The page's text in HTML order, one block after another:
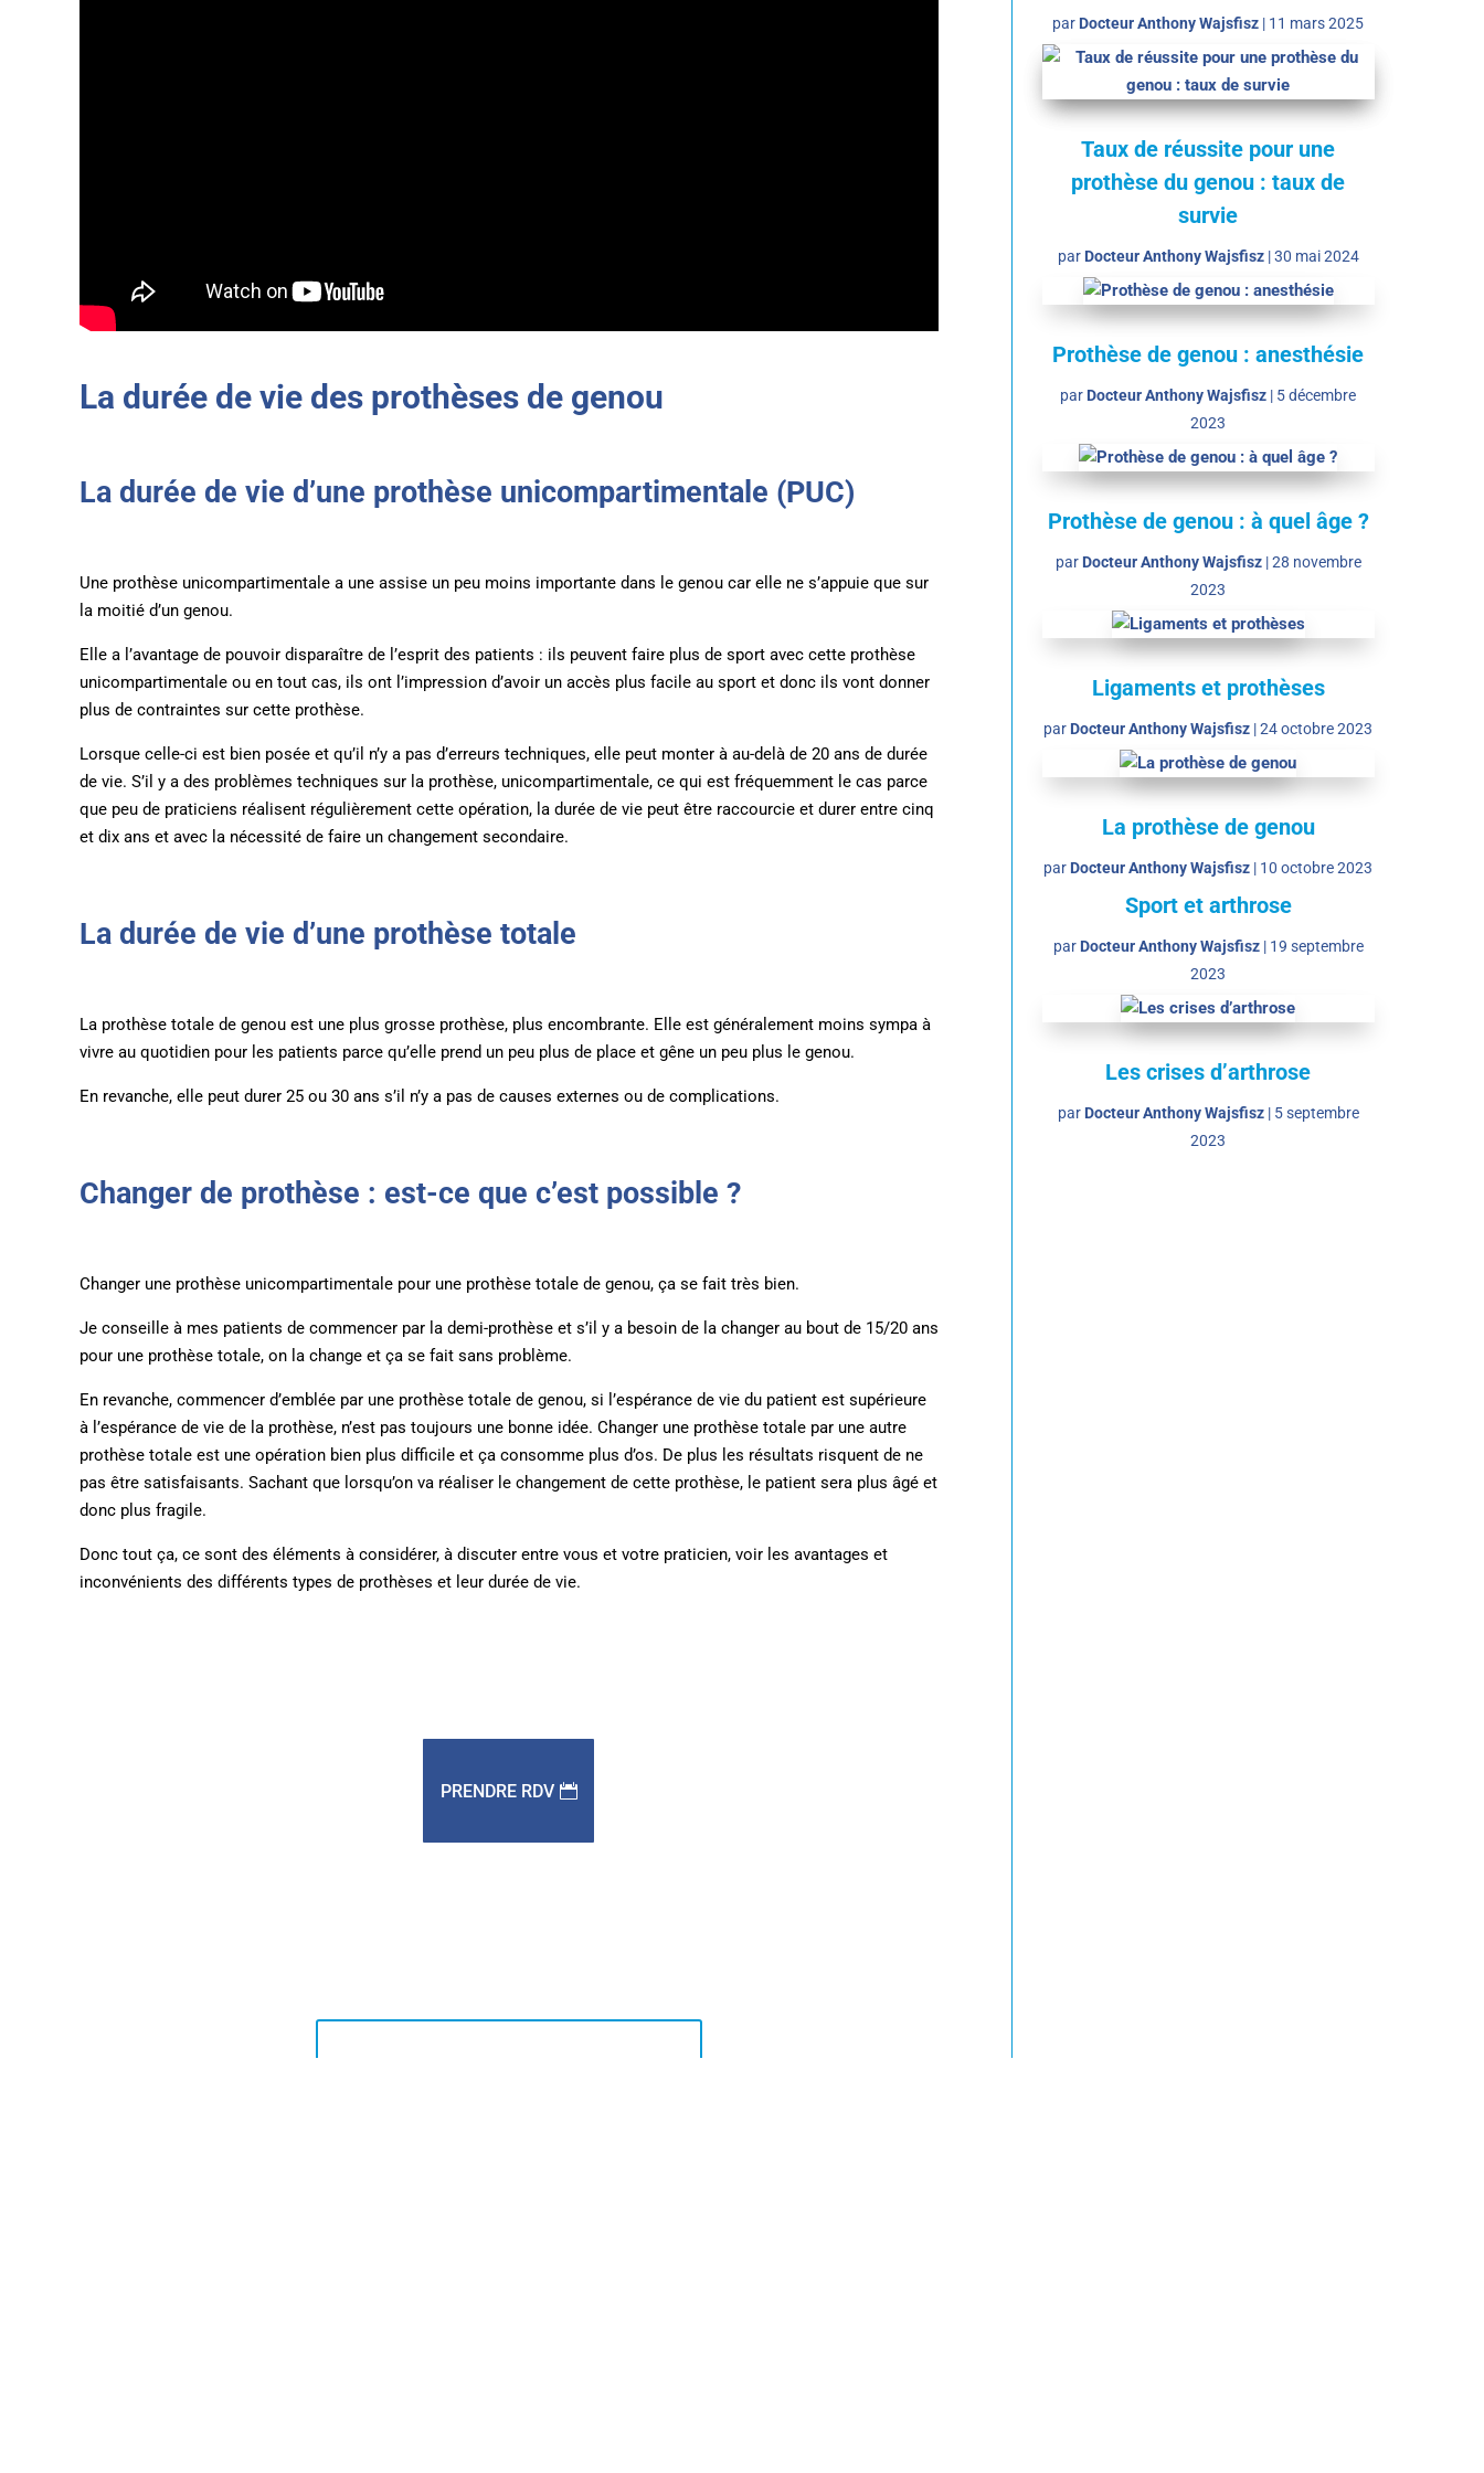
La durée de vie des prothèses de genou
La durée de vie d’une prothèse unicompartimentale (PUC)
Une prothèse unicompartimentale a une assise un peu moins importante dans le genou car elle ne s’appuie que sur
la moitié d’un genou.
Elle a l’avantage de pouvoir disparaître de l’esprit des patients : ils peuvent faire plus de sport avec cette prothèse
unicompartimentale ou en tout cas, ils ont l’impression d’avoir un accès plus facile au sport et donc ils vont donner
plus de contraintes sur cette prothèse.
Lorsque celle-ci est bien posée et qu’il n’y a pas d’erreurs techniques, elle peut monter à au-delà de 20 ans de durée
de vie. S’il y a des problèmes techniques sur la prothèse, unicompartimentale, ce qui est fréquemment le cas parce
que peu de praticiens réalisent régulièrement cette opération, la durée de vie peut être raccourcie et durer entre cinq
et dix ans et avec la nécessité de faire un changement secondaire.
La durée de vie d’une prothèse totale
La prothèse totale de genou est une plus grosse prothèse, plus encombrante. Elle est généralement moins sympa à
vivre au quotidien pour les patients parce qu’elle prend un peu plus de place et gêne un peu plus le genou.
En revanche, elle peut durer 25 ou 30 ans s’il n’y a pas de causes externes ou de complications.
Changer de prothèse : est-ce que c’est possible ?
Changer une prothèse unicompartimentale pour une prothèse totale de genou, ça se fait très bien.
Je conseille à mes patients de commencer par la demi-prothèse et s’il y a besoin de la changer au bout de 15/20 ans
pour une prothèse totale, on la change et ça se fait sans problème.
En revanche, commencer d’emblée par une prothèse totale de genou, si l’espérance de vie du patient est supérieure
à l’espérance de vie de la prothèse, n’est pas toujours une bonne idée. Changer une prothèse totale par une autre
prothèse totale est une opération bien plus difficile et ça consomme plus d’os. De plus les résultats risquent de ne
pas être satisfaisants. Sachant que lorsqu’on va réaliser le changement de cette prothèse, le patient sera plus âgé et
donc plus fragile.
Donc tout ça, ce sont des éléments à considérer, à discuter entre vous et votre praticien, voir les avantages et
inconvénients des différents types de prothèses et leur durée de vie.
PRENDRE RDV
par Docteur Anthony Wajsfisz | 11 mars 2025
Taux de réussite pour une
prothèse du genou : taux de
survie
par Docteur Anthony Wajsfisz|30 mai 2024
Prothèse de genou : anesthésie
par Docteur Anthony Wajsfisz | 5 décembre
2023
Prothèse de genou : à quel âge ?
par Docteur Anthony Wajsfisz|28 novembre
2023
Ligaments et prothèses
par Docteur Anthony Wajsfisz |24 octobre 2023
La prothèse de genou
par Docteur Anthony Wajsfisz | 10 octobre 2023
Sport et arthrose
par Docteur Anthony Wajsfisz| 19 septembre
2023
Les crises d’arthrose
par Docteur Anthony Wajsfisz| 5 septembre
2023